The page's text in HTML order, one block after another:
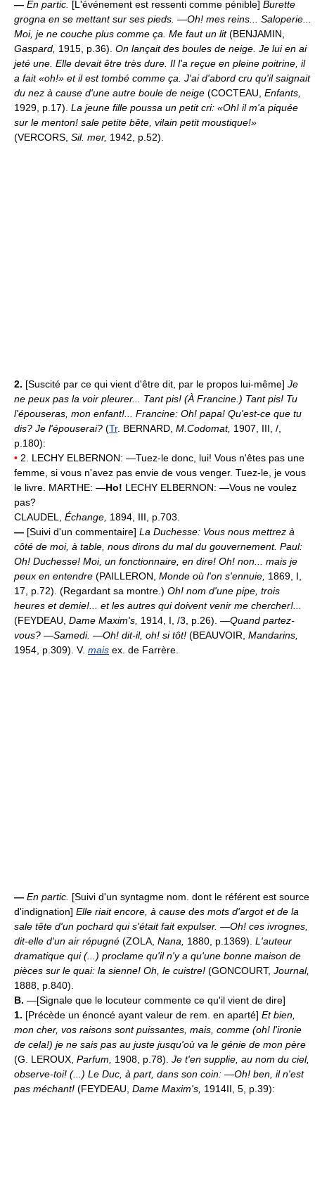
— En partic. [L'événement est ressenti comme pénible] Burette
grogna en se mettant sur ses pieds. —Oh! mes reins... Saloperie...
Moi, je ne couche plus comme ça. Me faut un lit(BENJAMIN,
Gaspard, 1915, p.36). On lançait des boules de neige. Je lui en ai
jeté une. Elle devait être très dure. Il l'a reçue en pleine poitrine, il
a fait «oh!» et il est tombé comme ça. J'ai d'abord cru qu'il saignait
du nez à cause d'une autre boule de neige (COCTEAU, Enfants,
1929, p.17). La jeune fille poussa un petit cri: «Oh! il m'a piquée
sur le menton! sale petite bête, vilain petit moustique!»
(VERCORS, Sil. mer, 1942, p.52).
2. [Suscité par ce qui vient d'être dit, par le propos lui-même] Je
ne peux pas la voir pleurer... Tant pis! (À Francine.) Tant pis! Tu
l'épouseras, mon enfant!... Francine: Oh! papa! Qu'est-ce que tu
dis? Je l'épouserai? (Tr. BERNARD, M.Codomat, 1907, III, /,
p.180):
• 2. LECHY ELBERNON: —Tuez-le donc, lui! Vous n'êtes pas une
femme, si vous n'avez pas envie de vous venger. Tuez-le, je vous
le livre. MARTHE: —Ho! LECHY ELBERNON: —Vous ne voulez
pas?
CLAUDEL, Échange, 1894, III, p.703.
— [Suivi d'un commentaire] La Duchesse: Vous nous mettrez à
côté de moi, à table, nous dirons du mal du gouvernement. Paul:
Oh! Duchesse! Moi, un fonctionnaire, en dire! Oh! non... mais je
peux en entendre (PAILLERON, Monde où l'on s'ennuie, 1869, I,
17, p.72). (Regardant sa montre.) Oh! nom d'une pipe, trois
heures et demie!... et les autres qui doivent venir me chercher!...
(FEYDEAU, Dame Maxim's, 1914, I, /3, p.26). —Quand partez-
vous? —Samedi. —Oh! dit-il, oh! si tôt! (BEAUVOIR, Mandarins,
1954, p.309). V. mais ex. de Farrère.
— En partic. [Suivi d'un syntagme nom. dont le référent est source
d'indignation] Elle riait encore, à cause des mots d'argot et de la
sale tête d'un pochard qui s'était fait expulser. —Oh! ces ivrognes,
dit-elle d'un air répugné (ZOLA, Nana, 1880, p.1369). L'auteur
dramatique qui (...) proclame qu'il n'y a qu'une bonne maison de
pièces sur le quai: la sienne! Oh, le cuistre! (GONCOURT, Journal,
1888, p.840).
B. —[Signale que le locuteur commente ce qu'il vient de dire]
1. [Précède un énoncé ayant valeur de rem. en aparté] Et bien,
mon cher, vos raisons sont puissantes, mais, comme (oh! l'ironie
de cela!) je ne sais pas au juste jusqu'où va le génie de mon père
(G. LEROUX, Parfum, 1908, p.78). Je t'en supplie, au nom du ciel,
observe-toi! (...) Le Duc, à part, dans son coin: —Oh! ben, il n'est
pas méchant! (FEYDEAU, Dame Maxim's, 1914II, 5, p.39):